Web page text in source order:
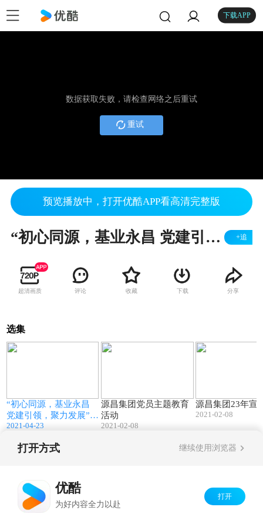
下载APP
数据获取失败，请检查网络之后重试
重试
预览播放中，打开优酷APP看高清完整版
“初心同源，基业永昌 党建引领，聚力发展”源昌集团党建介绍 +追
超清画质 评论 收藏 下载 分享
选集
“初心同源，基业永昌
党建引领，聚力发展”源
昌集团党建介绍
2021-04-23
源昌集团党员主题教育
活动
2021-02-08
源昌集团23年宣
2021-02-08
打开方式 继续使用浏览器
优酷
为好内容全力以赴
打开